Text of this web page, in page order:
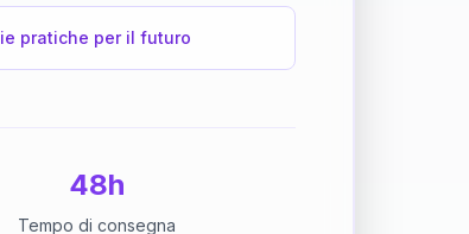
pratiche per il futuro
48h
Tempo di consegna